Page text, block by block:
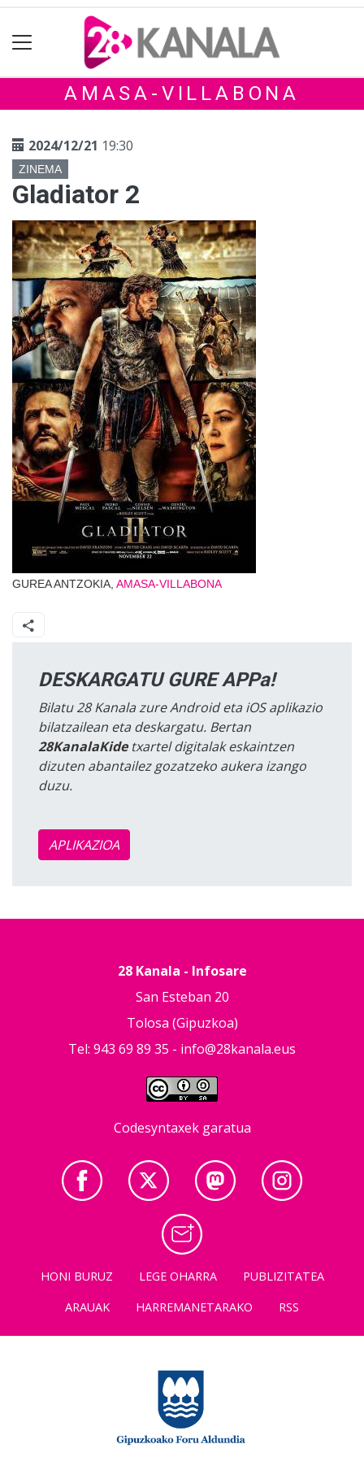
AMASA-VILLABONA
2024/12/21 19:30
ZINEMA
Gladiator 2
GUREA ANTZOKIA, AMASA-VILLABONA
DESKARGATU GURE APPa!
Bilatu 28 Kanala zure Android eta iOS aplikazio
bilatzailean eta deskargatu. Bertan
28KanalaKidetxartel digitalak eskaintzen
dizuten abantailez gozatzeko aukera izango
duzu.
APLIKAZIOA
28 Kanala - Infosare
San Esteban 20
Tolosa (Gipuzkoa)
Tel: 943 69 89 35 - info@28kanala.eus
Codesyntaxek garatua
HONI BURUZ LEGE OHARRA
PUBLIZITATEA
ARAUAK
HARREMANETARAKO RSS